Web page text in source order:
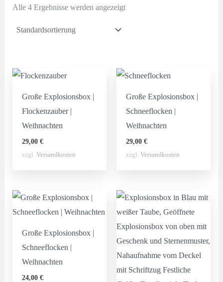
Alle 4 Ergebnisse werden angezeigt
Große Explosionsbox |
Flockenzauber |
Weihnachten
29,00 €
zzgl. Versandkosten
Große Explosionsbox |
Schneeflocken |
Weihnachten
29,00€
zzgl.Versandkosten
Große Explosionsbox |
Schneeflocken |
Weihnachten
24,00 €